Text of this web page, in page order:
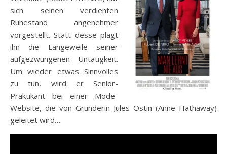
sich seinen verdienten
Ruhestand angenehmer
vorgestellt. Statt desse plagt
ihn die Langeweile seiner
aufgezwungenen Untätigkeit.
Um wieder etwas Sinnvolles
zu tun, wird er Senior-
Praktikant bei einer Mode-
Website, die von Gründerin Jules Ostin (Anne Hathaway)
geleitet wird…